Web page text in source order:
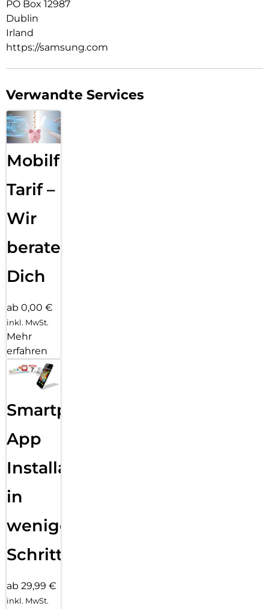
PO Box 12987
Dublin
Irland
https://samsung.com
Verwandte Services
Mobilfunk
Tarif –
Wir
beraten
Dich
ab 0,00 €
inkl. MwSt.
Mehr
erfahren
Smartphone
App
Installation
in
wenigen
Schritten
ab 29,99 €
inkl. MwSt.